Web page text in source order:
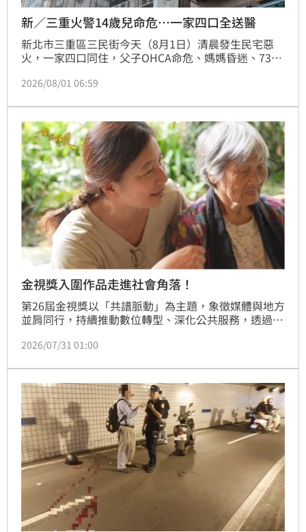
新／三重火警14歲兒命危…一家四口全送醫
新北市三重區三民街今天（8月1日）清晨發生民宅惡
火，一家四口同住，父子OHCA命危、媽媽昏迷、73歲
象，母親恢復意識；火勢耗費約40分鐘撲滅，詳細起火
2026/08/01 06:59
金視獎入圍作品走進社會角落！
第26屆金視獎以「共譜脈動」為主題，象徵媒體與地方
並肩同行，持續推動數位轉型、深化公共服務，透過貼
有線電視產業最高榮譽，金視獎持續表彰優秀作品與專
持。今年共有48家業者、206件作品報名，經評審團歷
時近兩個月評選，共選出15個獎項、67件入圍作品。
2026/07/31 01:00